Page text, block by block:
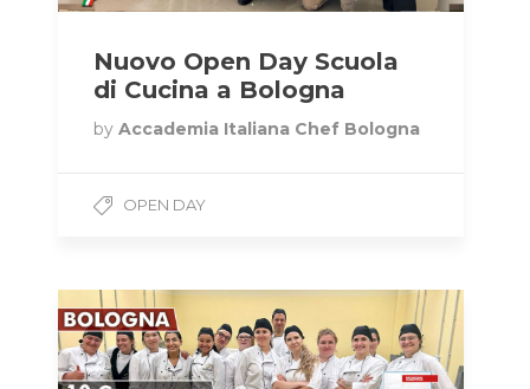
Nuovo Open Day Scuola
di Cucina a Bologna
by Accademia Italiana Chef Bologna
OPEN DAY